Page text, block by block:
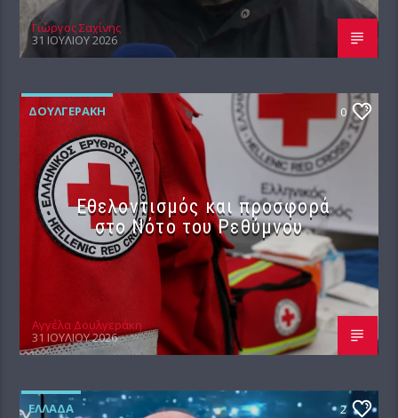
Γιώργος Σαχίνης
31 ΙΟΥΛΊΟΥ 2026
ΔΟΥΛΓΕΡΆΚΗ 0
Εθελοντισμός και προσφορά
στο Νότο του Ρεθύμνου
Αγγέλα Δουλγεράκη
31 ΙΟΥΛΊΟΥ 2026
ΕΛΛΆΔΑ 2